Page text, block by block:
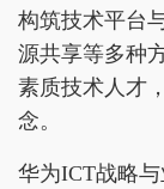
构筑技术平台
源共享等多种
素质技术人才
念。
华为ICT战略